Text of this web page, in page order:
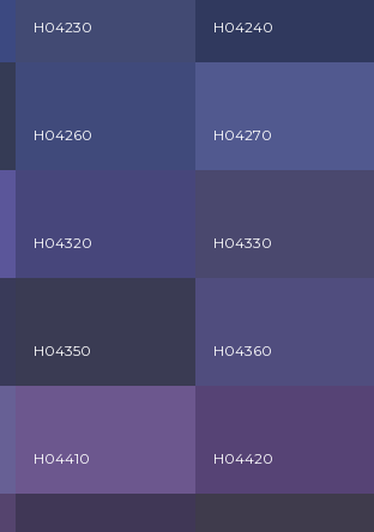
H04230 H04240
H04260 H04270
H04320 H04330
H04350 H04360
H04410 H04420